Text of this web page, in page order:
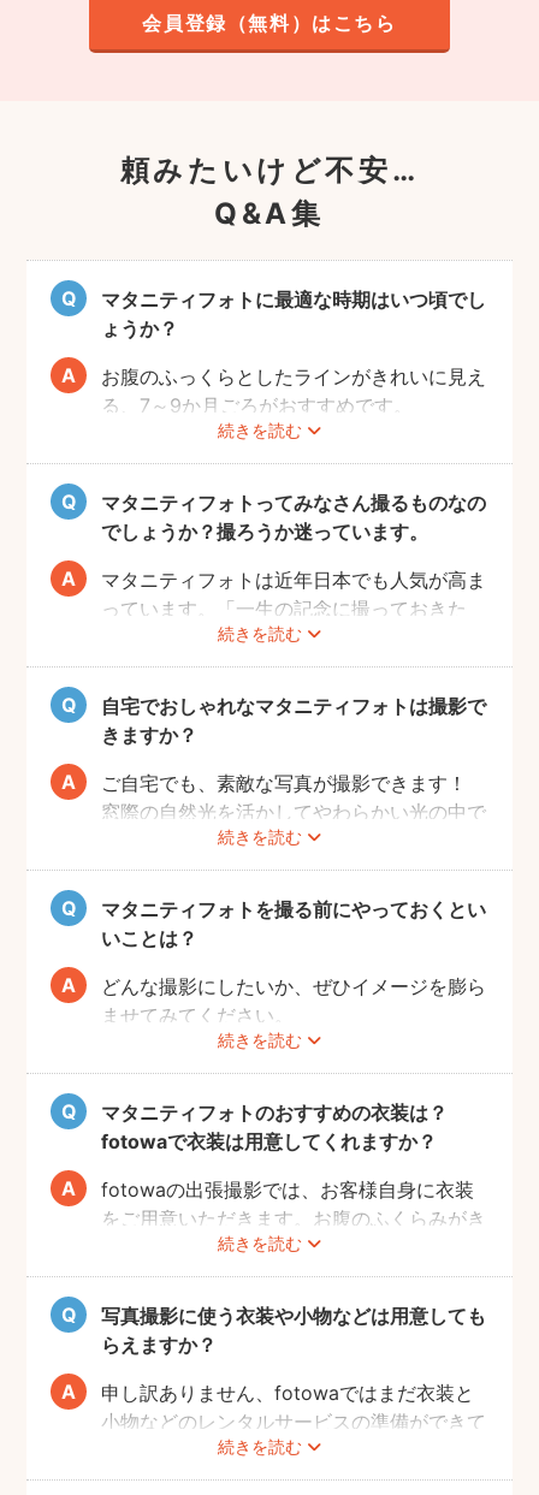
会員登録（無料）はこちら
頼みたいけど不安…
Q&A集
マタニティフォトに最適な時期はいつ頃でし
ょうか？
続きを読む
お腹のふっくらとしたラインがきれいに見え
る、7～9か月ごろがおすすめです。
赤ちゃんが出産予定日よりも早く誕生するこ
ともありますので、臨月までの撮影をご検討
いただければと思います。
マタニティフォトってみなさん撮るものなの
でしょうか？撮ろうか迷っています。
続きを読む
マタニティフォトは近年日本でも人気が高ま
っています。「一生の記念に撮っておきた
い」と考える方が増えているようです。
また、マタニティフォトを撮るべきか迷って
いらっしゃる方の多くに、「衣装がはずかし
い」「素肌を見られたくない」と考える方も
多いようです。
fotowaではご自宅への出張も可能ですの
で、ご夫婦らしい装いで自然体なマタニティ
フォトを撮影いただけます。
ご近所の公園でカジュアルに撮影したり、素
肌をみせる衣装ではご自宅で撮影するなど、
撮影時間の範囲内でシーンを変えることも可
能です。
自宅でおしゃれなマタニティフォトは撮影で
きますか？
続きを読む
ご自宅でも、素敵な写真が撮影できます！
窓際の自然光を活かしてやわらかい光の中で
撮影するのが人気です。妊婦さんはお部屋の
お片付けも大変かと思いますが、撮影したい
場所周辺だけお片付けいただく程度で大丈夫
です。
マタニティフォトを撮る前にやっておくとい
いことは？
続きを読む
どんな撮影にしたいか、ぜひイメージを膨ら
ませてみてください。
Instagramやママ向けの雑誌などで、素敵な
撮影事例を見たり、サッシュベルト等の撮影
小物について情報収集するのも楽しいです
よ。また、何より大事なのは被写体のママと
お腹の赤ちゃんの健康です。当日無理せず撮
影を行えるよう、日々健やかに過ごしていた
だければと思います。
マタニティフォトのおすすめの衣装は？
fotowaで衣装は用意してくれますか？
続きを読む
fotowaの出張撮影では、お客様自身に衣装
をご用意いただきます。お腹のふくらみがき
れいに見える薄手のお洋服や、チューブトッ
プにスカート等で、素肌を写すスタイルも人
気です。どうぞお好きな衣装で撮影を楽しん
でくださいね。
写真撮影に使う衣装や小物などは用意しても
らえますか？
続きを読む
申し訳ありません、fotowaではまだ衣装と
小物などのレンタルサービスの準備ができて
おりませんので、お客様ご自身にご用意をお
願いしております。